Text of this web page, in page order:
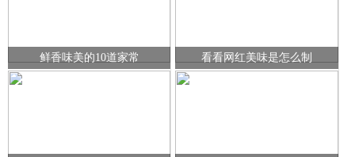
鲜香味美的10道家常 看看网红美味是怎么制